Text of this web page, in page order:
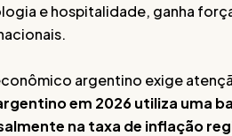
e hospitalidade, ganha
argentino exige
em 2026 utiliza uma
na taxa de inflação